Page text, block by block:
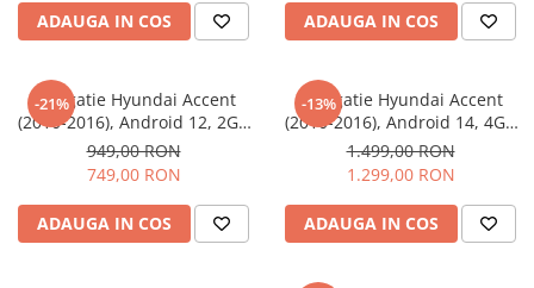
Navigatii Fiat
Navigatii Citroen
Navigatii Suzuki
Navigatii Mitsubishi
Navigatii Volvo
Navigatii KIA
ADAUGA IN COS ADAUGA IN COS
-21%
Navigatie Hyundai Accent
(2010-2016), Android 12, 2GB
RAM 32GB, DSP, Carplay si
Android auto, ecran 9 inch
949,00 RON
749,00 RON
ADAUGA IN COS
-13%
Navigatie Hyundai Accent
(2010-2016), Android 14, 4GB
RAM 64GB, DSP, SIM 4G,
Carplay si Android auto, ecran
9 inch
1.499,00 RON
1.299,00 RON
ADAUGA IN COS